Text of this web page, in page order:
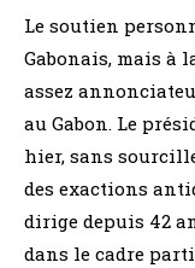
Le soutien
Gabonais, mais à
assez
au Gabon. Le
hier, sans
des exactions
dirige depuis 42
dans le cadre